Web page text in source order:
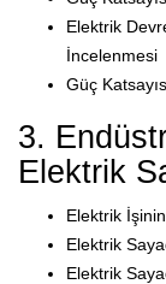
Elektrik
İncelenmesi
Güç
3.
Elektrik
Elektrik
Elektrik
Elektrik